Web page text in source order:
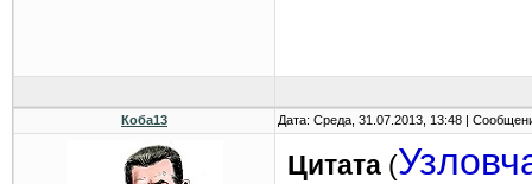
Коба13 Дата: Среда, 31.07.2013, 13:48 |
Цитата (